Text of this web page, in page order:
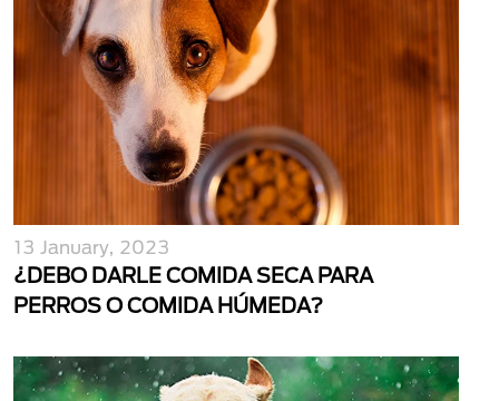
13 January, 2023
¿DEBO DARLE COMIDA SECA PARA
PERROS O COMIDA HÚMEDA?